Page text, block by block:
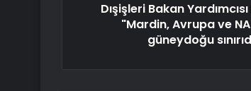
Dışişleri Bakan
"Mardin, Avrupa ve
güneydoğu